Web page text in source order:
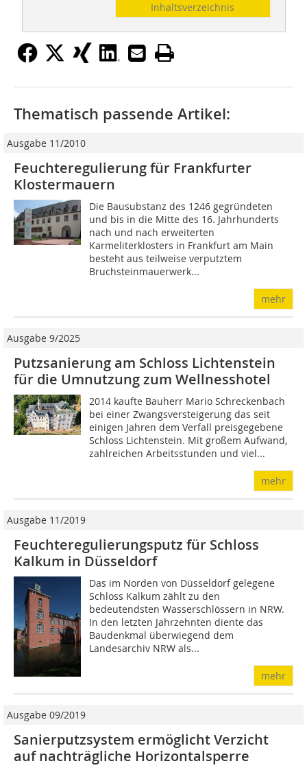
Inhaltsverzeichnis
Thematisch passende Artikel:
Ausgabe 11/2010
Feuchteregulierung für Frankfurter
Klostermauern
Die Bausubstanz des 1246 gegründeten
und bis in die Mitte des 16. Jahrhunderts
nach und nach erweiterten
Karmeliterklosters in Frankfurt am Main
besteht aus teilweise verputztem
Bruchsteinmauerwerk...
mehr
Ausgabe 9/2025
Putzsanierung am Schloss Lichtenstein
für die Umnutzung zum Wellnesshotel
2014 kaufte Bauherr Mario Schreckenbach
bei ­einer Zwangsversteigerung das seit
einigen Jahren dem Verfall preisgegebene
Schloss Lichtenstein. Mit großem Aufwand,
zahlreichen Arbeitsstunden und viel...
mehr
Ausgabe 11/2019
Feuchteregulierungsputz für Schloss
Kalkum in Düsseldorf
Das im Norden von Düsseldorf gelegene
Schloss Kalkum zählt zu den
bedeutendsten Wasserschlössern in NRW.
In den letzten Jahrzehnten diente das
Baudenkmal überwiegend dem
Landesarchiv NRW als...
mehr
Ausgabe 09/2019
Sanierputzsystem ermöglicht Verzicht
auf nachträgliche Horizontalsperre